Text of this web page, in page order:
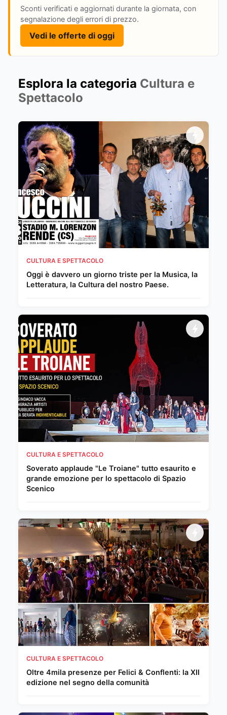
Sconti verificati e aggiornati durante la giornata, con
segnalazione degli errori di prezzo.
Vedi le offerte di oggi
Esplora la categoria Cultura e
Spettacolo
CULTURA E SPETTACOLO
Oggi è davvero un giorno triste per la Musica, la
Letteratura, la Cultura del nostro Paese.
CULTURA E SPETTACOLO
Soverato applaude "Le Troiane" tutto esaurito e
grande emozione per lo spettacolo di Spazio
Scenico
CULTURA E SPETTACOLO
Oltre 4mila presenze per Felici & Conflenti: la XII
edizione nel segno della comunità